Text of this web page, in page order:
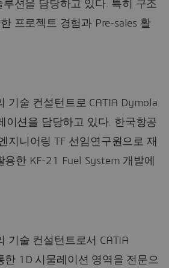
루션을 담당하고 있다. 특히 구조
프로젝트 경험과 Pre-sales 활
기술 컨설턴트로 CATIA Dymola
이션을 담당하고 있다. 한국항공
지니어링 TF 선임연구원으로 재
한 KF-21 Fuel System 개발에
기술 컨설턴트로서 CATIA
한 1D 시물레이션 영역을 전문으